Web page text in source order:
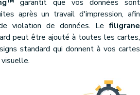
garantit que vos données sont
après un travail d'impression, afin
violation de données. Le filigrane
peut être ajouté à toutes les cartes,
standard qui donnent à vos cartes